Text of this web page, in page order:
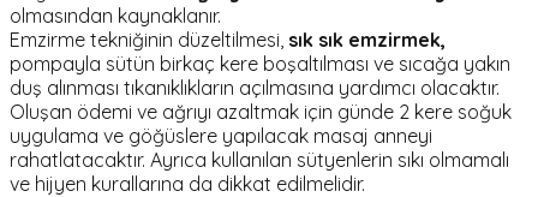
olmasından kaynaklanır.
Emzirme tekniğinin düzeltilmesi, sık sık emzirmek,
pompayla sütün birkaç kere boşaltılması ve sıcağa yakın
duş alınması tıkanıklıkların açılmasına yardımcı olacaktır.
Oluşan ödemi ve ağrıyı azaltmak için günde 2 kere soğuk
uygulama ve göğüslere yapılacak masaj anneyi
rahatlatacaktır. Ayrıca kullanılan sütyenlerin sıkı olmamalı
ve hijyen kurallarına da dikkat edilmelidir.